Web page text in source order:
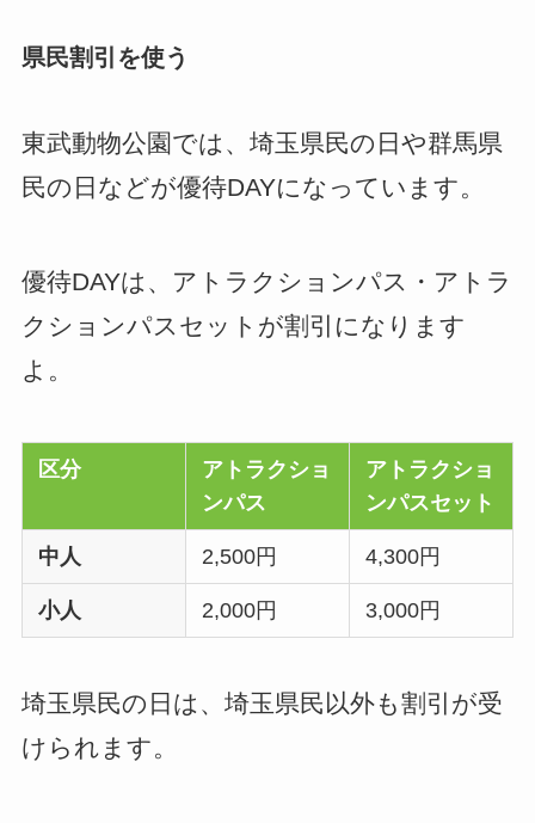
県民割引を使う
東武動物公園では、埼玉県民の日や群馬県
民の日などが優待DAYになっています。
優待DAYは、アトラクションパス・アトラ
クションパスセットが割引になります
よ。
区分
アトラクショ
ンパス
アトラクショ
ンパスセット
中人 2,500円 4,300円
小人 2,000円 3,000円
埼玉県民の日は、埼玉県民以外も割引が受
けられます。